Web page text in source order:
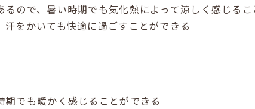
るので、暑い時期でも気化熱によって涼しく感じるこ
汗をかいても快適に過ごすことができる
期でも暖かく感じることができる